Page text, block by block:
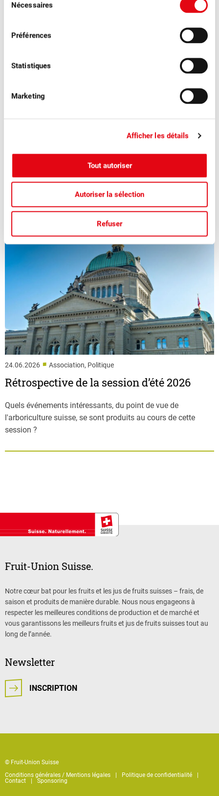
Nécessaires
Préférences
Statistiques
Marketing
Afficher les détails
Tout autoriser
Autoriser la sélection
Refuser
Magazine des membres, Politique, Publications
Dans le nouveau numéro de « Fruits suisses », nous
abordons en détail le thème « politique ».
24.06.2026 ■ Association, Politique
Rétrospective de la session d’été 2026
Quels événements intéressants, du point de vue de
l'arboriculture suisse, se sont produits au cours de cette
session ?
Fruit-Union Suisse.
Notre cœur bat pour les fruits et les jus de fruits suisses – frais, de
saison et produits de manière durable. Nous nous engageons à
respecter les meilleures conditions de production et de marché et
vous garantissons les meilleurs fruits et jus de fruits suisses tout au
long de l’année.
Newsletter
INSCRIPTION
© Fruit-Union Suisse
Conditions générales / Mentions légales
Politique de confidentialité
Contact
Sponsoring